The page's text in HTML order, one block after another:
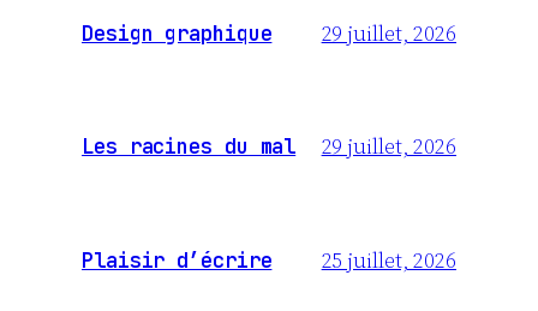
Design graphique 29 juillet, 2026
Les racines du mal 29 juillet, 2026
Plaisir d’écrire 25 juillet, 2026